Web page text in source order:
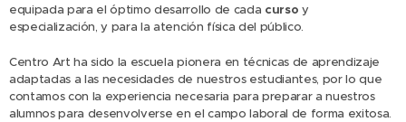
equipada para el óptimo desarrollo de cada curso y
especialización, y para la atención física del público.
Centro Art ha sido la escuela pionera en técnicas de aprendizaje
adaptadas a las necesidades de nuestros estudiantes, por lo que
contamos con la experiencia necesaria para preparar a nuestros
alumnos para desenvolverse en el campo laboral de forma exitosa.